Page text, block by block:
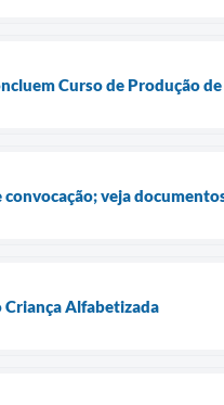
Curso de Produção
veja
Criança Alfabetizada